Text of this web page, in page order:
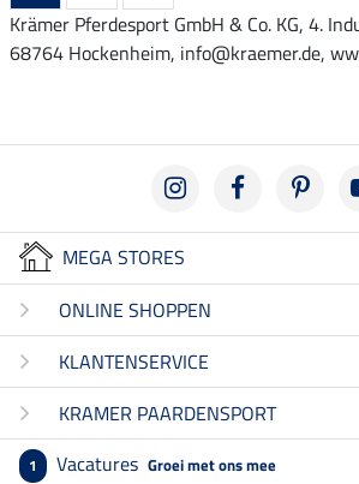
Krämer Pferdesport GmbH & Co. KG, 4.
68764 Hockenheim, info@kraemer.de,
MEGA STORES
ONLINE SHOPPEN
KLANTENSERVICE
KRAMER PAARDENSPORT
1 Vacatures Groei met ons mee